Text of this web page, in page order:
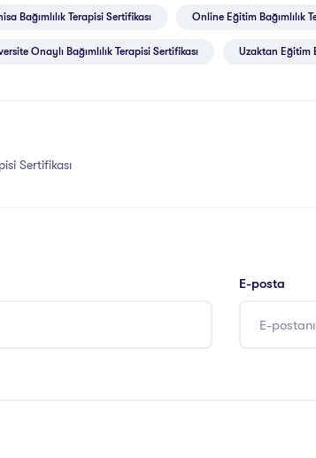
Bağımlılık Terapisi Sertifikası Online Eğitim Bağımlılık
Onaylı Bağımlılık Terapisi Sertifikası Uzaktan Eğitim
Sertifikası
E-posta